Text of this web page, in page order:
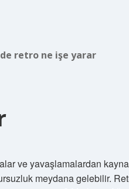
retro ne işe yarar
ve yavaşlamalardan
meydana gelebilir.